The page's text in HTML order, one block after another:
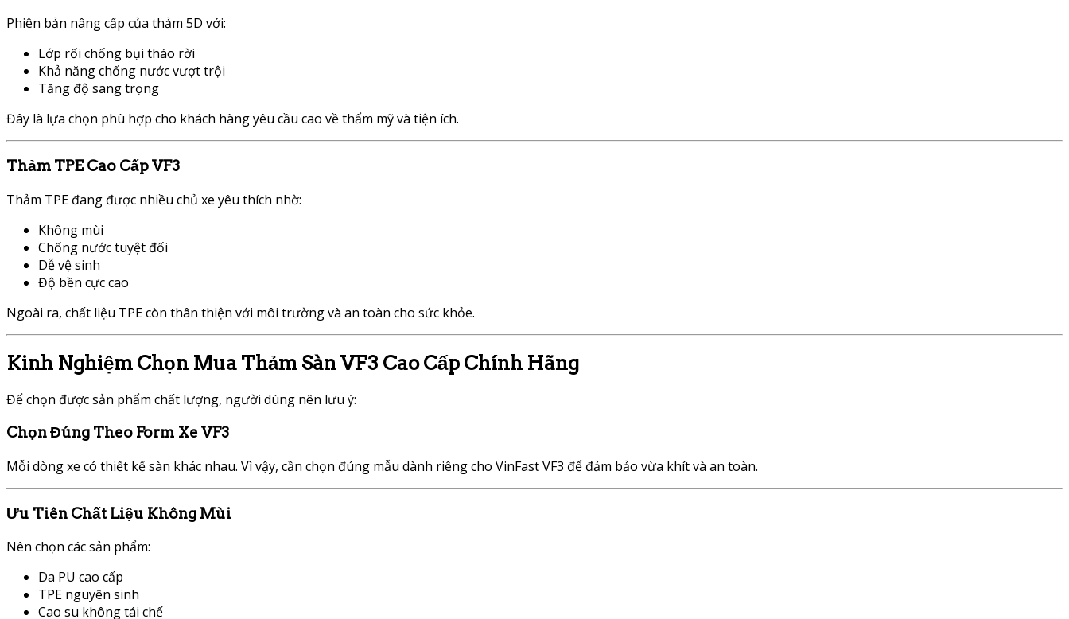
Phiên bản nâng cấp của thảm 5D với:
Lớp rối chống bụi tháo rời
Khả năng chống nước vượt trội
Tăng độ sang trọng
Đây là lựa chọn phù hợp cho khách hàng yêu cầu cao về thẩm mỹ và tiện ích.
Thảm TPE Cao Cấp VF3
Thảm TPE đang được nhiều chủ xe yêu thích nhờ:
Không mùi
Chống nước tuyệt đối
Dễ vệ sinh
Độ bền cực cao
Ngoài ra, chất liệu TPE còn thân thiện với môi trường và an toàn cho sức khỏe.
Kinh Nghiệm Chọn Mua Thảm Sàn VF3 Cao Cấp Chính Hãng
Để chọn được sản phẩm chất lượng, người dùng nên lưu ý:
Chọn Đúng Theo Form Xe VF3
Mỗi dòng xe có thiết kế sàn khác nhau. Vì vậy, cần chọn đúng mẫu dành riêng cho VinFast VF3 để đảm bảo vừa khít và an toàn.
Ưu Tiên Chất Liệu Không Mùi
Nên chọn các sản phẩm:
Da PU cao cấp
TPE nguyên sinh
Cao su không tái chế